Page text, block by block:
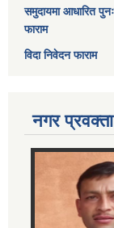
समुदायमा आधारित
फाराम
विदा निवेदन फाराम
नगर प्रवक्ता